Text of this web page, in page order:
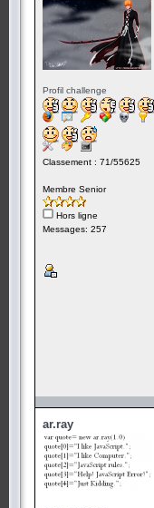
Profil challenge
Classement : 71/55625
Membre Senior
Hors ligne
Messages: 257
ar.ray